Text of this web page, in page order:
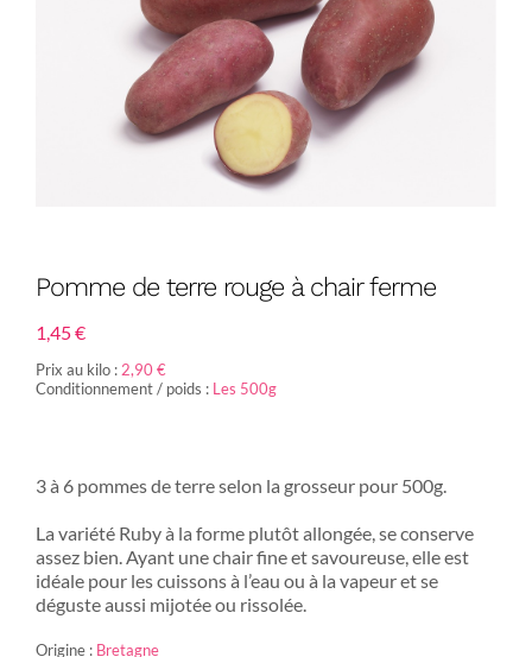
Pomme de terre rouge à chair ferme
1,45€
Prix au kilo : 2,90 €
Conditionnement / poids : Les 500g
3 à 6 pommes de terre selon la grosseur pour 500g.
La variété Ruby à la forme plutôt allongée, se conserve
assez bien. Ayant une chair fine et savoureuse, elle est
idéale pour les cuissons à l’eau ou à la vapeur et se
déguste aussi mijotée ou rissolée.
Origine : Bretagne